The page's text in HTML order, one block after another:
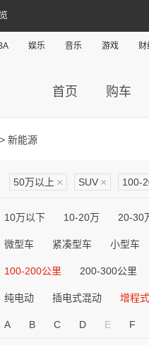
娱乐 音乐 游戏 财
首页 购车
> 新能源
50万以上 × SUV × 100-
10万以下 10-20万 20-30
微型车 紧凑型车 小型车
100-200公里 200-300公里
纯电动 插电式混动 增程
A B C D E F